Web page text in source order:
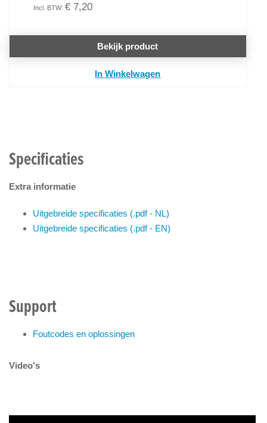
€ 7,20
Bekijk product
In Winkelwagen
Specificaties
Extra informatie
Uitgebreide specificaties (.pdf - NL)
Uitgebreide specificaties (.pdf - EN)
Support
Foutcodes en oplossingen
Video's